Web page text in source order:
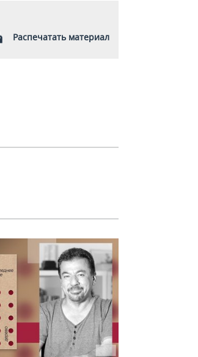
Распечатать материал